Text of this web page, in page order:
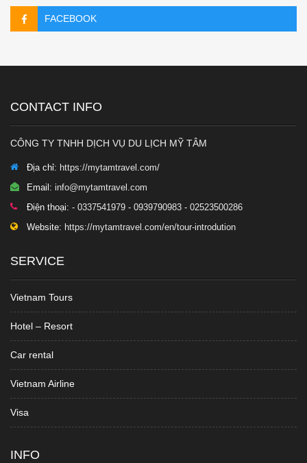
FACEBOOK
CONTACT INFO
CÔNG TY TNHH DỊCH VỤ DU LỊCH MỸ TÂM
Địa chỉ: https://mytamtravel.com/
Email: info@mytamtravel.com
Điện thoại: - 0337541979 - 0939790983 - 02523500286
Website: https://mytamtravel.com/en/tour-introdution
SERVICE
Vietnam Tours
Hotel – Resort
Car rental
Vietnam Airline
Visa
INFO